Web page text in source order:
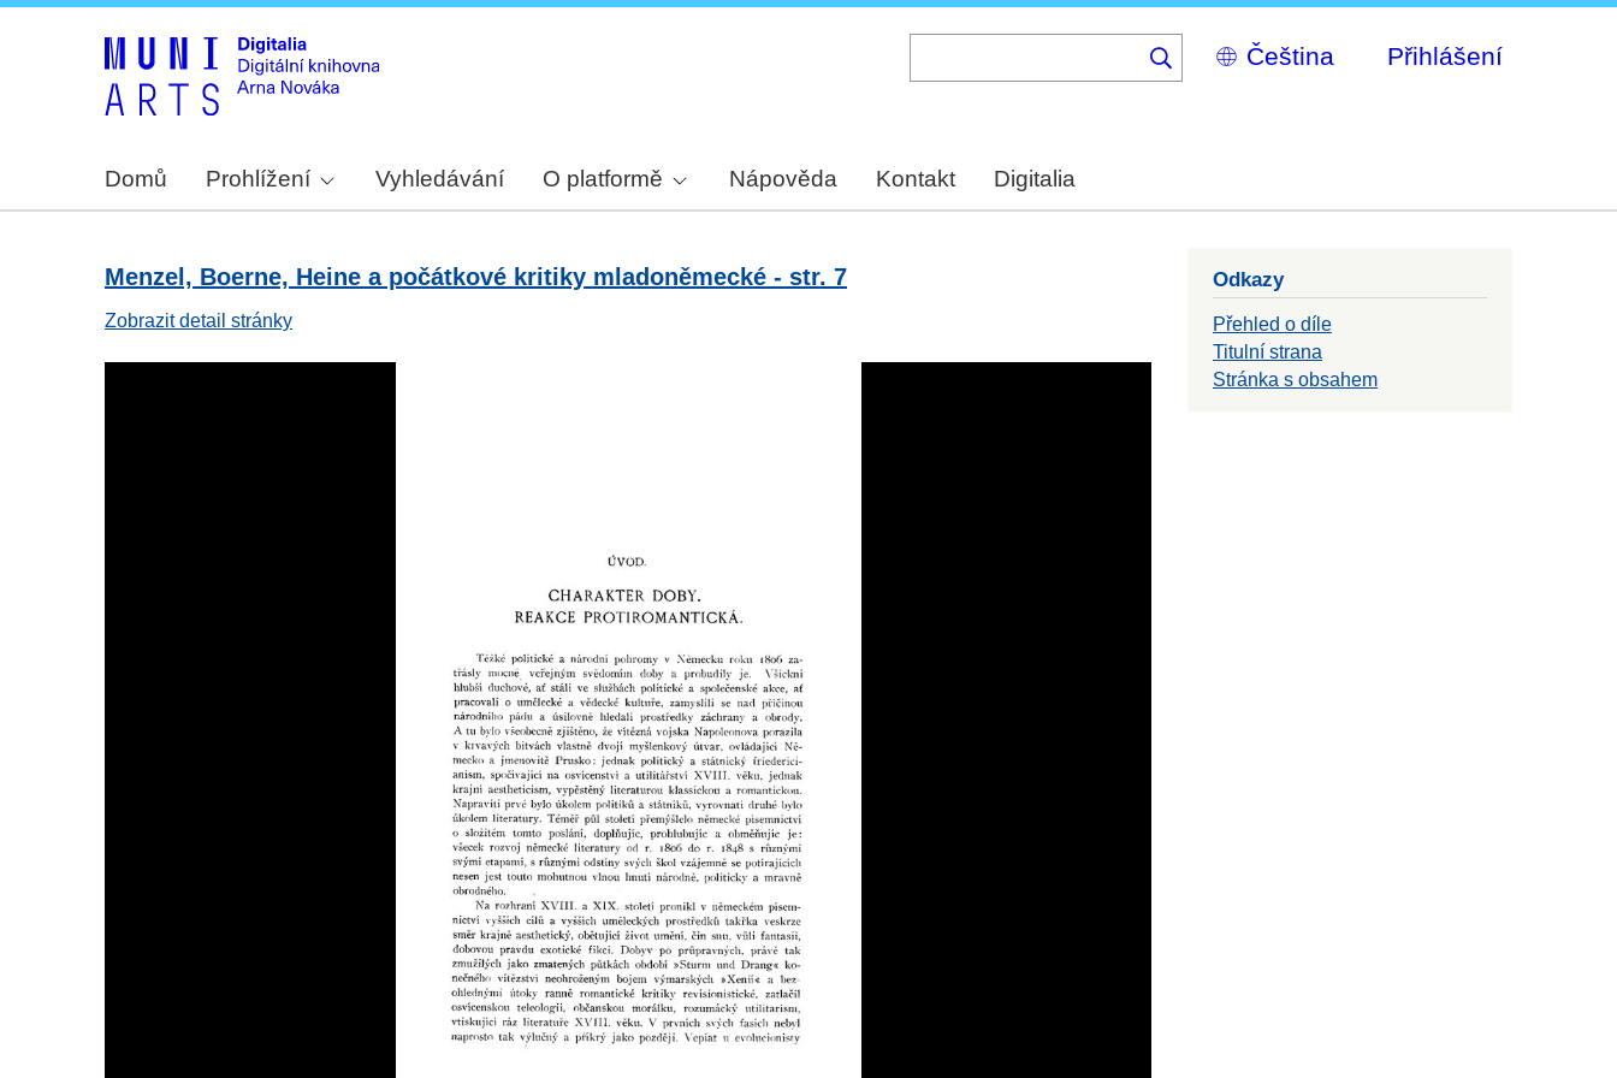
Select
your
Přihlášení
Domů Prohlížení Vyhledávání O platformě Nápověda Kontakt Digitalia
Menzel, Boerne, Heine a počátkové kritiky mladoněmecké - str. 7
Zobrazit detail stránky
Odkazy
Přehled o díle
Titulní strana
Stránka s obsahem